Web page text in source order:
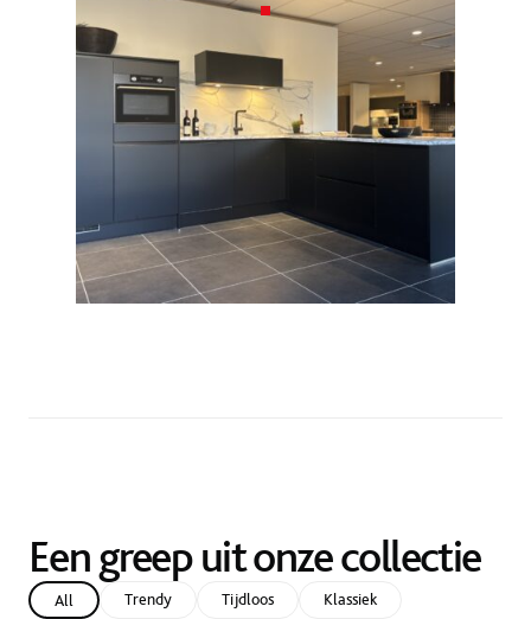
Een greep uit onze collectie
All Trendy Tijdloos Klassiek